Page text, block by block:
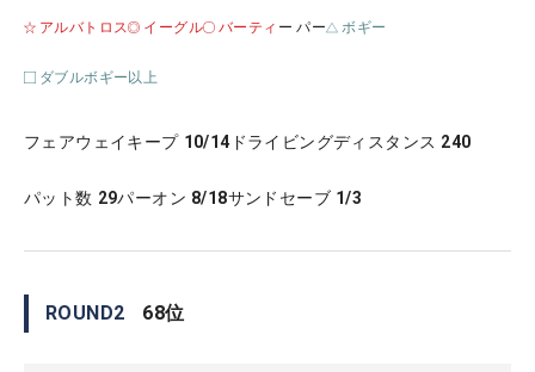
アルバトロス イーグル バーティ ー パー ボギー
ダブルボギー以上
フェアウェイキープ 10/14 ドライビングディスタンス 240
パット数 29パーオン 8/18サンドセーブ 1/3
ROUND2 68位